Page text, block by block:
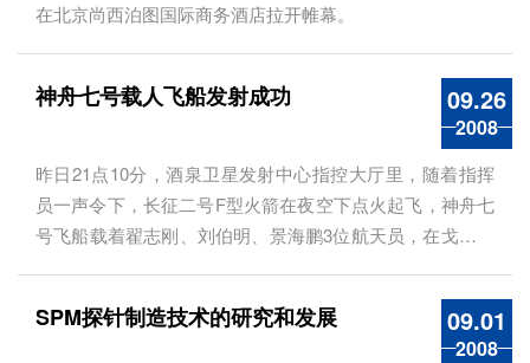
在北京尚西泊图国际商务酒店拉开帷幕。
09.26
2008
神舟七号载人飞船发射成功
昨日21点10分，酒泉卫星发射中心指控大厅里，随着指挥
员一声令下，长征二号F型火箭在夜空下点火起飞，神舟七
号飞船载着翟志刚、刘伯明、景海鹏3位航天员，在戈壁茫
09.01
2008
SPM探针制造技术的研究和发展